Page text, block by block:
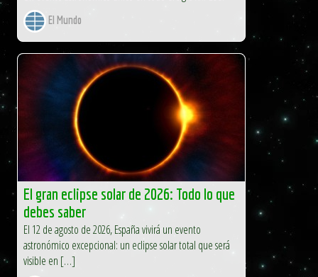
El Mundo
El gran eclipse solar de 2026: Todo lo que
debes saber
El 12 de agosto de 2026, España vivirá un evento
astronómico excepcional: un eclipse solar total que será
visible en […]